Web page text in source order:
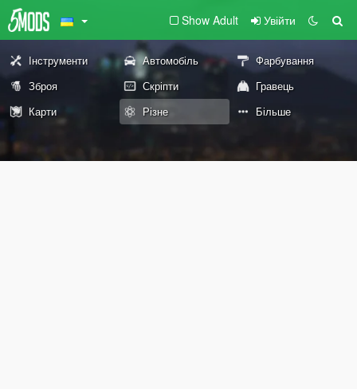
Show Adult Увійти
Інструменти Автомобіль
Фарбування
Зброя
Скріпти
Гравець
Карти
Різне Більше